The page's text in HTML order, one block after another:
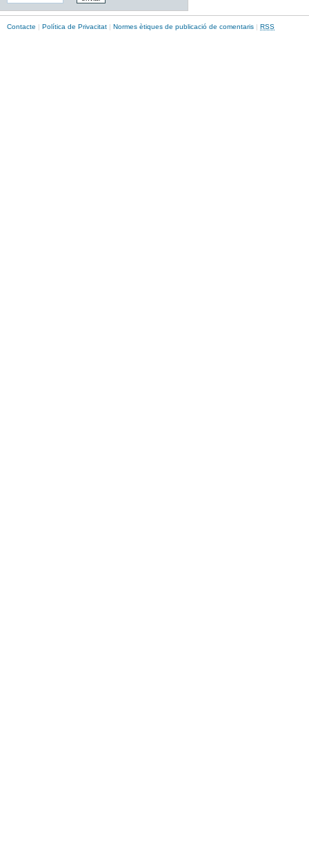
Contacte | Política de Privacitat | Normes ètiques de publicació de comentaris | RSS